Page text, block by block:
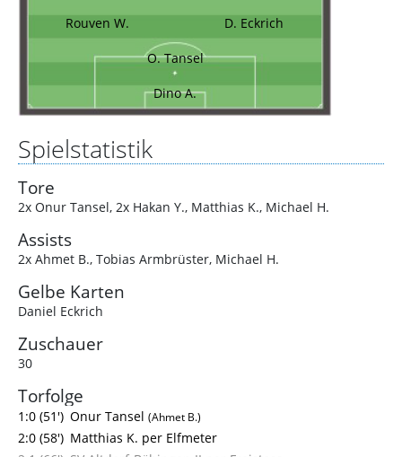
Rouven W. D. Eckrich
O. Tansel
Dino A.
Spielstatistik
Tore
2x Onur Tansel, 2x Hakan Y., Matthias K., Michael H.
Assists
2x Ahmet B., Tobias Armbrüster, Michael H.
Gelbe Karten
Daniel Eckrich
Zuschauer
30
Torfolge
1:0 (51') Onur Tansel (Ahmet B.)
2:0 (58') Matthias K. per Elfmeter